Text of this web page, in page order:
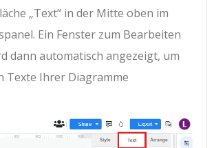
„Text“ in der Mitte oben im
Ein Fenster zum Bearbeiten
dann automatisch angezeigt, um
Texte Ihrer Diagramme